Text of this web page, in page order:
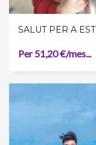
SALUT PER A
Per 51,20 €/mes...